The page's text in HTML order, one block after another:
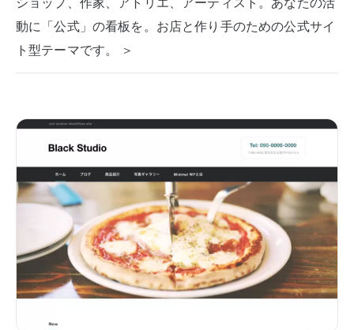
動に「公式」の看板を。お店と作り手のための公式サイ
ト型テーマです。 ＞